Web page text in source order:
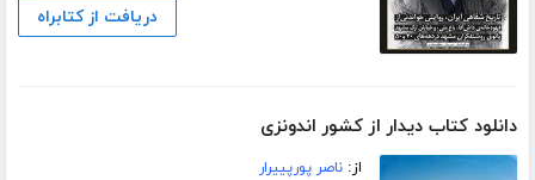
دریافت از کتابراه
دانلود کتاب دیدار از کشور اندونزی
از:ناصر پورپییرار